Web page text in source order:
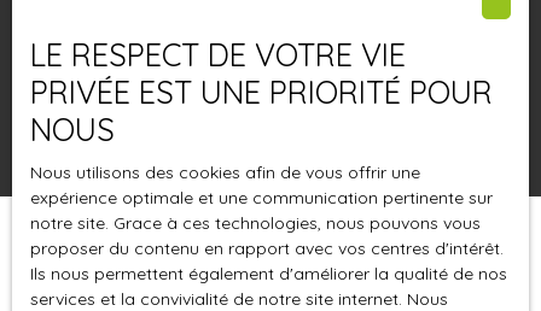
Surface min (m²)
Pertinence
Trier par Créer une alerte
LE RESPECT DE VOTRE VIE
PRIVÉE EST UNE PRIORITÉ POUR
NOUS
Nous utilisons des cookies afin de vous offrir une
expérience optimale et une communication pertinente sur
notre site. Grace à ces technologies, nous pouvons vous
proposer du contenu en rapport avec vos centres d'intérêt.
Ils nous permettent également d'améliorer la qualité de nos
services et la convivialité de notre site internet. Nous